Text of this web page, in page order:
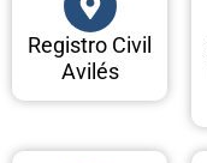
Registro Civil
Avilés